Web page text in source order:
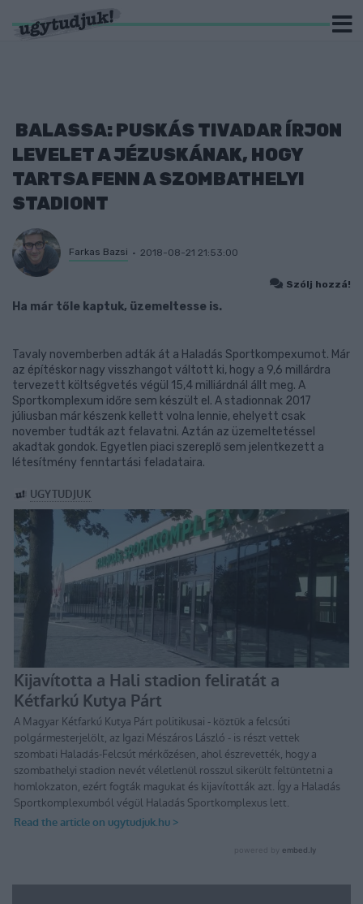
BALASSA: PUSKÁS TIVADAR ÍRJON
LEVELET A JÉZUSKÁNAK, HOGY
TARTSA FENN A SZOMBATHELYI
STADIONT
Farkas Bazsi 2018-08-21 21:53:00
Szólj hozzá!
Ha már tőle kaptuk, üzemeltesse is.
Tavaly novemberben adták át a Haladás Sportkompexumot. Már
az építéskor nagy visszhangot váltott ki, hogy a 9,6 millárdra
tervezett költségvetés végül 15,4 milliárdnál állt meg. A
Sportkomplexum időre sem készült el. A stadionnak 2017
júliusban már készenk kellett volna lennie, ehelyett csak
november tudták azt felavatni. Aztán az üzemeltetéssel
akadtak gondok. Egyetlen piaci szereplő sem jelentkezett a
létesítmény fenntartási feladataira.